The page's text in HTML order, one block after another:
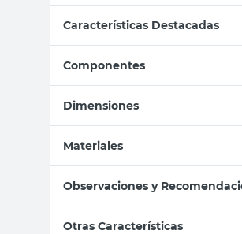
Características Destacadas
Componentes
Dimensiones
Materiales
Observaciones y
Otras Características